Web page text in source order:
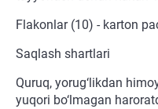
Flakonlar (10) - karton
Saqlash shartlari
Quruq, yorug‘likdan
yuqori bo‘lmagan